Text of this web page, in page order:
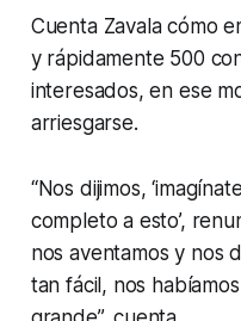
Cuenta Zavala cómo
y rápidamente 500
interesados, en ese
arriesgarse.
“Nos dijimos,
completo a esto’,
nos aventamos y nos
tan fácil, nos